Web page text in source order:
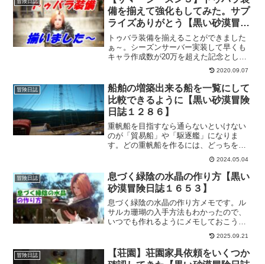
備を揃えて強化もしてみた。サプ
ライズありがとう【黒い砂漠冒険
日誌２７４】
トゥバラ装備を揃えることができました
ぁ～。シーズンサーバー実装して早くも
キャラ作成数が20万を超えた記念として
「サプライズクーポン」が配布されまし
た。おかげで、メイン武器、補助武器、
防具一式、アクセサリー一式と一部強化
までできました。これで、シーズンサー
バー用の装備が揃った事になりました。
やったぜぃ！
2020.09.07
冒険日誌
船舶の増築出来る船を一覧にして
比較できるように【黒い砂漠冒険
日誌１２８６】
重帆船を目指すなら通らないといけない
のが「貿易船」や「駆逐艦」になりま
す。どの重帆船を作るには、どっちを作
るべきか？なんて悩みを減らせる一覧を
作りました。性能の比較ですけどもｗこ
れで、どの重帆船を作ればいいかがわか
りやすいかなーと思いました。
2024.05.04
冒険日誌
息づく緑陰の水晶の作り方【黒い
砂漠冒険日誌１６５３】
息づく緑陰の水晶の作り方メモです。ル
サルカ珊瑚の入手方法もわかったので、
いつでも作れるようにメモしておこうと
思いました。こうしておけば、見返すの
も楽になるので、自分用の記事とも言え
ますな。
2025.09.21
冒険日誌
【荘園】荘園家具依頼をいくつか